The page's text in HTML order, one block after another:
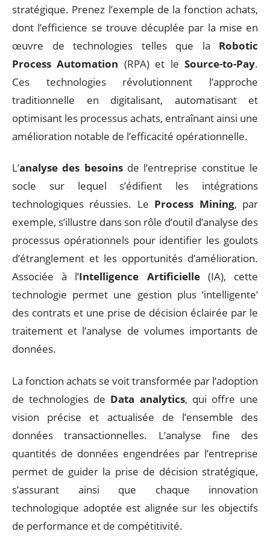
stratégique. Prenez l’exemple de la fonction achats,
dont l’efficience se trouve décuplée par la mise en
œuvre de technologies telles que la Robotic
Process Automation (RPA) et leSource-to-Pay.
Ces technologies révolutionnent l’approche
traditionnelle en digitalisant, automatisant et
optimisant les processus achats, entraînant ainsi une
amélioration notable de l’efficacité opérationnelle.
L’analyse des besoinsde l’entreprise constitue le
socle sur lequel s’édifient les intégrations
technologiques réussies. Le Process Mining, par
exemple, s’illustre dans son rôle d’outil d’analyse des
processus opérationnels pour identifier les goulots
d’étranglement et les opportunités d’amélioration.
Associée à l’Intelligence Artificielle(IA), cette
technologie permet une gestion plus ‘intelligente’
des contrats et une prise de décision éclairée par le
traitement et l’analyse de volumes importants de
données.
La fonction achats se voit transformée par l’adoption
de technologies de Data analytics, qui offre une
vision précise et actualisée de l’ensemble des
données transactionnelles. L’analyse fine des
quantités de données engendrées par l’entreprise
permet de guider la prise de décision stratégique,
s’assurant ainsi que chaque innovation
technologique adoptée est alignée sur les objectifs
de performance et de compétitivité.